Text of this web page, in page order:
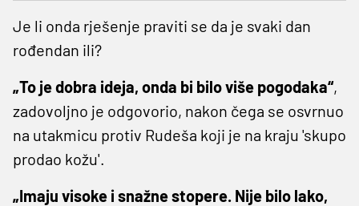
Je li onda rješenje praviti se da je svaki dan
rođendan ili?
„To je dobra ideja, onda bi bilo više pogodaka“,
zadovoljno je odgovorio, nakon čega se osvrnuo
na utakmicu protiv Rudeša koji je na kraju 'skupo
prodao kožu'.
„Imaju visoke i snažne stopere. Nije bilo lako,